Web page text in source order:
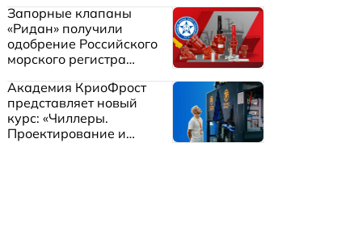
Запорные клапаны
«Ридан» получили
одобрение Российского
морского регистра
Академия КриоФрост
представляет новый
курс: «Чиллеры.
Проектирование и